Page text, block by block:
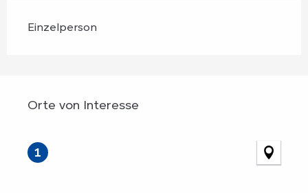
Einzelperson
Orte von Interesse
1